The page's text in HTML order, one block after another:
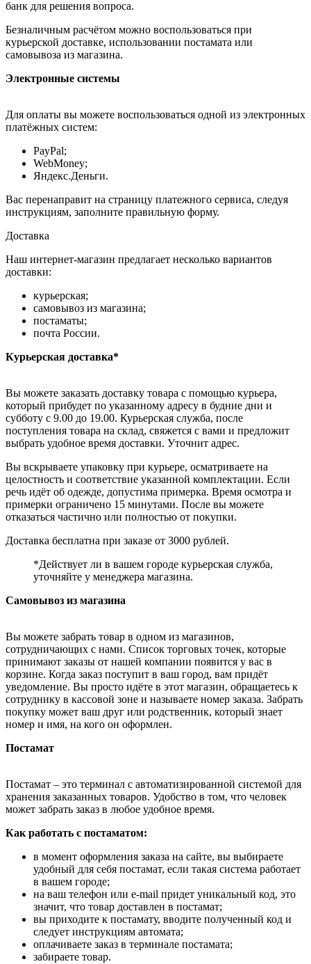
банк для решения вопроса.
Безналичным расчётом можно воспользоваться при
курьерской доставке, использовании постамата или
самовывоза из магазина.
Электронные системы
Для оплаты вы можете воспользоваться одной из электронных
платёжных систем:
PayPal;
WebMoney;
Яндекс.Деньги.
Вас перенаправит на страницу платежного сервиса, следуя
инструкциям, заполните правильную форму.
Доставка
Наш интернет-магазин предлагает несколько вариантов
доставки:
курьерская;
самовывоз из магазина;
постаматы;
почта России.
Курьерская доставка*
Вы можете заказать доставку товара с помощью курьера,
который прибудет по указанному адресу в будние дни и
субботу с 9.00 до 19.00. Курьерская служба, после
поступления товара на склад, свяжется с вами и предложит
выбрать удобное время доставки. Уточнит адрес.
Вы вскрываете упаковку при курьере, осматриваете на
целостность и соответствие указанной комплектации. Если
речь идёт об одежде, допустима примерка. Время осмотра и
примерки ограничено 15 минутами. После вы можете
отказаться частично или полностью от покупки.
Доставка бесплатна при заказе от 3000 рублей.
*Действует ли в вашем городе курьерская служба,
уточняйте у менеджера магазина.
Самовывоз из магазина
Вы можете забрать товар в одном из магазинов,
сотрудничающих с нами. Список торговых точек, которые
принимают заказы от нашей компании появится у вас в
корзине. Когда заказ поступит в ваш город, вам придёт
уведомление. Вы просто идёте в этот магазин, обращаетесь к
сотруднику в кассовой зоне и называете номер заказа. Забрать
покупку может ваш друг или родственник, который знает
номер и имя, на кого он оформлен.
Постамат
Постамат – это терминал с автоматизированной системой для
хранения заказанных товаров. Удобство в том, что человек
может забрать заказ в любое удобное время.
Как работать с постаматом:
в момент оформления заказа на сайте, вы выбираете
удобный для себя постамат, если такая система работает
в вашем городе;
на ваш телефон или e-mail придет уникальный код, это
значит, что товар доставлен в постамат;
вы приходите к постамату, вводите полученный код и
следует инструкциям автомата;
оплачиваете заказ в терминале постамата;
забираете товар.